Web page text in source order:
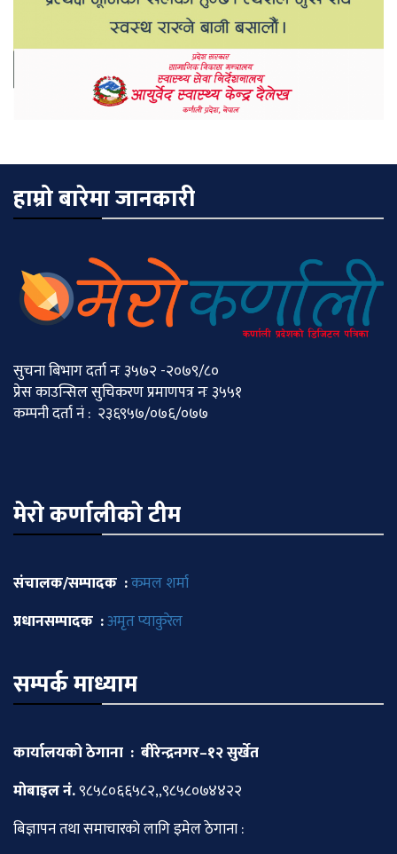
हाम्रो बारेमा जानकारी
सुचना बिभाग दर्ता नः ३५७२ -२०७९/८०
प्रेस काउन्सिल सुचिकरण प्रमाणपत्र नः ३५५१
कम्पनी दर्ता नं : २३६९५७/०७६/०७७
मेराे कर्णालीकाे टीम
संचालक/सम्पादक :कमल शर्मा
प्रधानसम्पादक :अमृत प्याकुरेल
सम्पर्क माध्याम
कार्यालयको ठेगाना : बीरेन्द्रनगर–१२ सुर्खेत
माेबाइल नं.९८५८०६६५८२,,९८५८०७४४२२
बिज्ञापन तथा समाचारकाे लागि इमेल ठेगाना :